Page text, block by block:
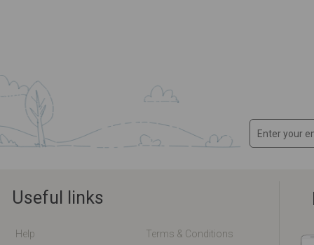
Useful links
Help
Terms & Conditions